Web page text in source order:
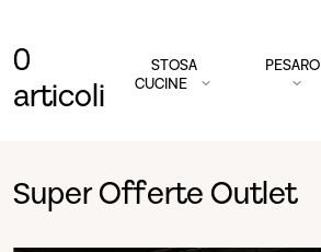
0
articoli
STOSA
CUCINE
PESARO
Super Offerte Outlet